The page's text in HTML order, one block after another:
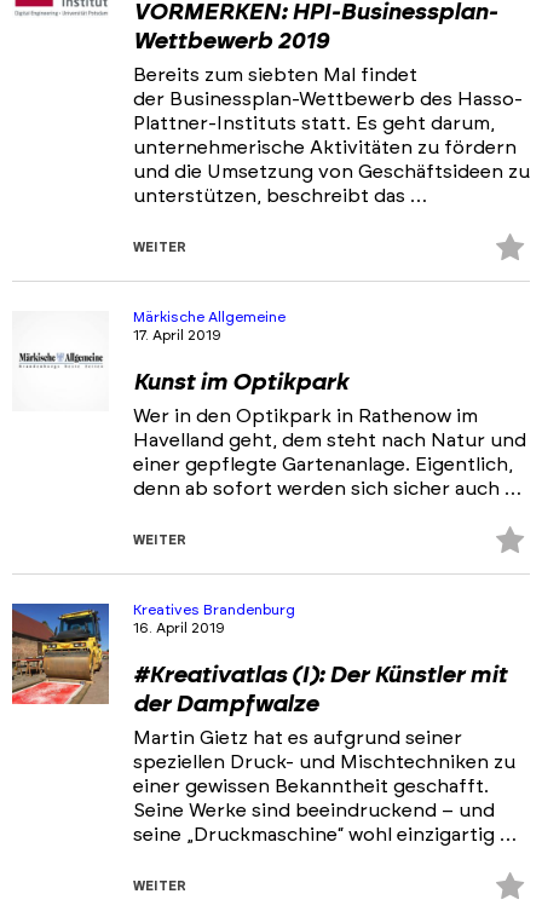
VORMERKEN: HPI-Businessplan-
Wettbewerb 2019
Bereits zum siebten Mal findet
der Businessplan-Wettbewerb des Hasso-
Plattner-Instituts statt. Es geht darum,
unternehmerische Aktivitäten zu fördern
und die Umsetzung von Geschäftsideen zu
unterstützen, beschreibt das …
WEITER
Märkische Allgemeine
17. April 2019
Kunst im Optikpark
Wer in den Optikpark in Rathenow im
Havelland geht, dem steht nach Natur und
einer gepflegte Gartenanlage. Eigentlich,
denn ab sofort werden sich sicher auch …
WEITER
Kreatives Brandenburg
16. April 2019
#Kreativatlas (I): Der Künstler mit
der Dampfwalze
Martin Gietz hat es aufgrund seiner
speziellen Druck- und Mischtechniken zu
einer gewissen Bekanntheit geschafft.
Seine Werke sind beeindruckend – und
seine „Druckmaschine“ wohl einzigartig …
WEITER